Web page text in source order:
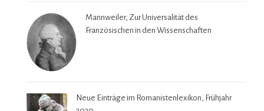
Mannweiler, Zur Universalität des
Französischen in den Wissenschaften
Neue Einträge im Romanistenlexikon, Frühjahr